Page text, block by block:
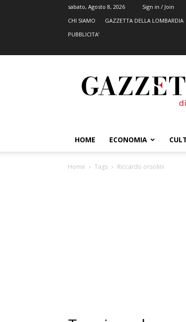
sabato, Agosto 8, 2026
Sign in / Join
CHI SIAMO
GAZZETTA DELLA LOMBARDIA
PUBBLICITA’
HOME ECONOMIA
Home Tags Riccardo orsolini